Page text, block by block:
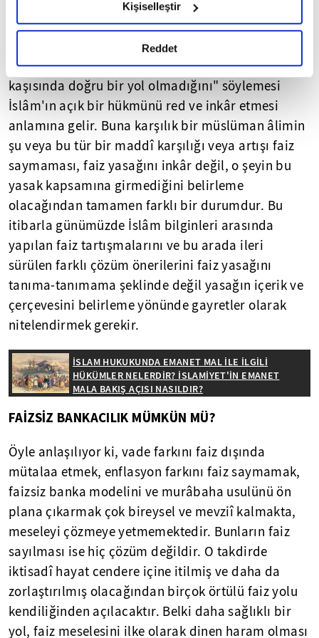
okumak ve sitemizi ziyaretiniz kapsamında
gerçekleştirilen veri işleme faaliyetleri ile ilgili daha
detaylı bilgi almak için lütfentıklayınız.
Kişiselleştir
Reddet
muâmelât alanına girmesi sebebiyle ictihadî bir
nitelik taşır. Bu nedenle bir kimsenin, "günümüzde
böyle bir yasağa gerek bulunmadığını hatta faizi
yasaklamanın mevcut ekonomik gelişmeler
kaşısında doğru bir yol olmadığını" söylemesi
İslâm'ın açık bir hükmünü red ve inkâr etmesi
anlamına gelir. Buna karşılık bir müslüman âlimin
şu veya bu tür bir maddî karşılığı veya artışı faiz
saymaması, faiz yasağını inkâr değil, o şeyin bu
yasak kapsamına girmediğini belirleme
olacağından tamamen farklı bir durumdur. Bu
itibarla günümüzde İslâm bilginleri arasında
yapılan faiz tartışmalarını ve bu arada ileri
sürülen farklı çözüm önerilerini faiz yasağını
tanıma-tanımama şeklinde değil yasağın içerik ve
çerçevesini belirleme yönünde gayretler olarak
nitelendirmek gerekir.
İSLAM HUKUKUNDA EMANET MAL İLE İLGİLİ
HÜKÜMLER NELERDİR? İSLAMİYET'İN EMANET
MALA BAKIŞ AÇISI NASILDIR?
FAİZSİZ BANKACILIK MÜMKÜN MÜ?
Öyle anlaşılıyor ki, vade farkını faiz dışında
mütalaa etmek, enflasyon farkını faiz saymamak,
faizsiz banka modelini ve murâbaha usulünü ön
plana çıkarmak çok bireysel ve mevziî kalmakta,
meseleyi çözmeye yetmemektedir. Bunların faiz
sayılması ise hiç çözüm değildir. O takdirde
iktisadî hayat cendere içine itilmiş ve daha da
zorlaştırılmış olacağından birçok örtülü faiz yolu
kendiliğinden açılacaktır. Belki daha sağlıklı bir
yol, faiz meselesini ilke olarak dinen haram olması